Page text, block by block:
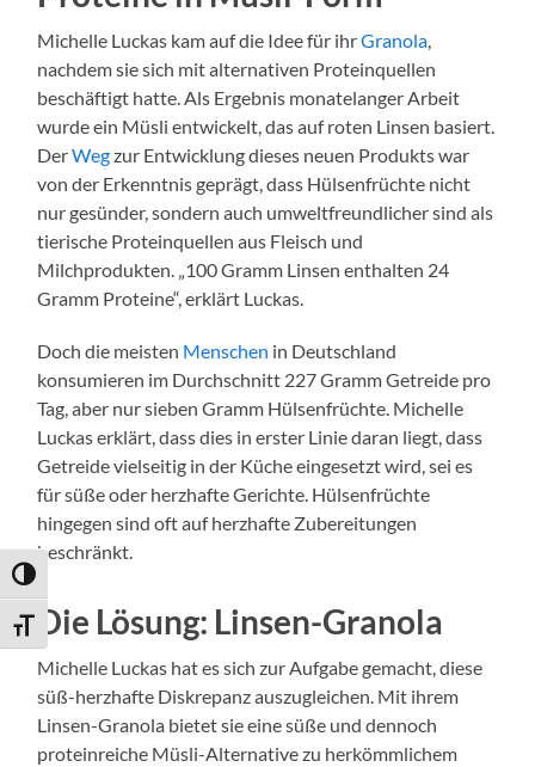
Umschalten auf hohe Kontraste
Schrift vergrößern
Michelle Luckas kam auf die Idee für ihrGranola
nachdem sie sich mit alternativen Proteinquellen
beschäftigt hatte. Als Ergebnis monatelanger Arbeit
wurde ein Müsli entwickelt, das auf roten Linsen basiert.
DerWegzur Entwicklung dieses neuen Produkts war
von der Erkenntnis geprägt, dass Hülsenfrüchte nicht
nur gesünder, sondern auch umweltfreundlicher sind als
tierische Proteinquellen aus Fleisch und
Milchprodukten. „100 Gramm Linsen enthalten 24
Gramm Proteine“, erklärt Luckas.
Doch die meisten Menschen in Deutschland
konsumieren im Durchschnitt 227 Gramm Getreide pro
Tag, aber nur sieben Gramm Hülsenfrüchte. Michelle
Luckas erklärt, dass dies in erster Linie daran liegt, dass
Getreide vielseitig in der Küche eingesetzt wird, sei es
für süße oder herzhafte Gerichte. Hülsenfrüchte
hingegen sind oft auf herzhafte Zubereitungen
beschränkt.
Die Lösung: Linsen-Granola
Michelle Luckas hat es sich zur Aufgabe gemacht, diese
süß-herzhafte Diskrepanz auszugleichen. Mit ihrem
Linsen-Granola bietet sie eine süße und dennoch
proteinreiche Müsli-Alternative zu herkömmlichem